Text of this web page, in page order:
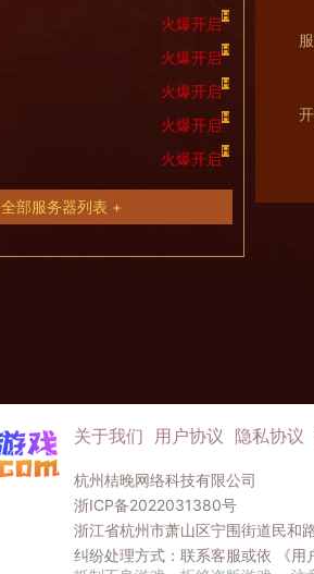
火爆开启H
火爆开启H
火爆开启H
火爆开启H
火爆开启H
全部服务器列表 +
关于我们 用户协议 隐私协议
杭州桔晚网络科技有限公司
浙ICP备2022031380号
浙江省杭州市萧山区宁围街道民和
纠纷处理方式：联系客服或依
《用